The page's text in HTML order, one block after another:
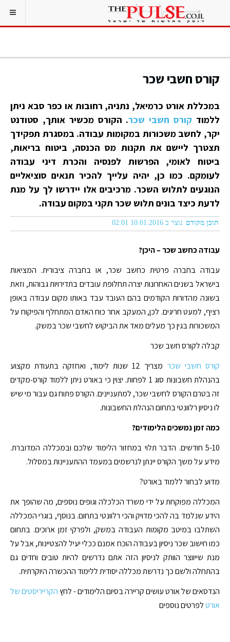
קורס חשבי שכר
במכללת אורט כרמיאל, נתניה, רחובות או כפר סבא ניתן
ללמוד קורס חשבי שכר. הקורס מכשיר אותך, סטודנט
יקר, לחשב משכורות במקומות עבודה. במסגרת תפקידך
תצטרך ליישם את תקנות מס הכנסה, ביטוח בריאות,
ביטוח לאומי, הפרשות לפנסיה והכרת דיני עבודה
לעומקם. כמו כן, יהיה עלייך להכיר תנאים סוציאליים
הנוגעים לתלוש השכר. מרכיבים אלו יידרשו לך על מנת
לדעת כיצד בונים תלוש שכר תקני במקום עבודה.
תוכן מקודם נוצר ב 10.01.2016 02:01
עבודה כחשב שכר – היכן?
עבודה בחברה פרטית כחשב שכר, או בחברה ציבורית. המציאות
בישראל בשנים האחרונות יצרה תחלופת עובדים בתדירויות גבוהות, וזאת
בשונה מהדורות הקודמים בהם העובד עבד באותו מקום עבודה באופן
רציף, למעט חריגים. לכן, המעקב אחר כוח האדם המתחלף והפיקוח על
המשכורות בגין כך מעלים מאד את הביקוש לחשבי שכר במשק.
קבלה לקורס חשב שכר
קורס חשבי שכר
מצריך 12 שנות לימוד, ואחזקה בתעודת מקצוע
בהנהלת חשבונות סוג 1 לפחות. יצוין כי באורט ניתן ללמוד קורס-מקדים
זה בטרם הקורס לחשבי שכר, למתעניינים. הקורס פתוח גם עבור מי שיש
לו ניסיון רלוונטי בתחום הנהלת החשבונות.
כמה זמן נמשכים הלימודים?
5-10 חודשים. הדבר תלוי במחזור הלימוד שלכם ובמכללה המדוברת.
מידע על משך הקורס יינתן לנרשמים במעמד ההתעניינות במסלול.
מדוע לבחור ללמוד באורט?
המכללה מפוקחת על ידי משרד הכלכלה וגופים נוספים, מה שהופך את
הידע שנלמד בה להכי מדויק והכי רלוונטי בתחום. בנוסף, בוגרי המכללה
השתלבו במיטב מקומות העבודה במשק, ולפרקי זמן ארוכים. בתחום
כמו חישוב שכר ניסיון בעבודה הוכח אמנם ככלי יעיל להצטיינות, אבל על
מנת שייווצר הוותק לניסיון הזה אתם נדרשים להיות טובים וחדים גם
בהתחלה ולשם כך נדרשת מכללה יסודית ללימוד ההכשרה היוקרתית.
הנדסאים של אורט עושים קריירה בסיום הלימודים - לחץהקרייריסטים של
אורטלפרטים נוספים